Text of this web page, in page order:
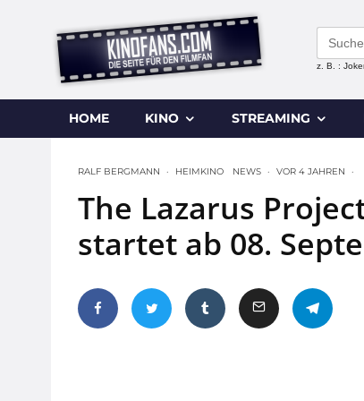
Search
for:
z. B. :
HOME KINO STREAMING
RALF BERGMANN · HEIMKINO NEWS · VOR 4 JAHREN ·
The Lazarus
startet ab 08.